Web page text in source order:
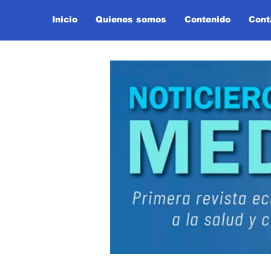
Inicio Quienes somos Contenido